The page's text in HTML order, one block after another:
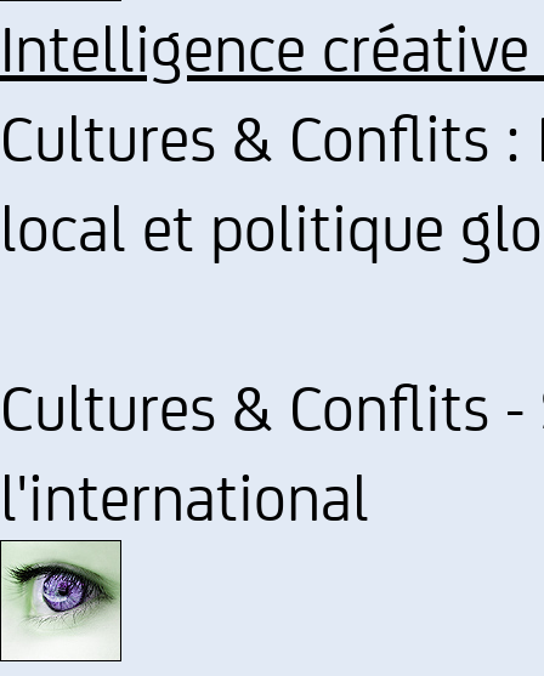
Intelligence
Cultures & Conflits
local et politique
Cultures & Conflits
l'international